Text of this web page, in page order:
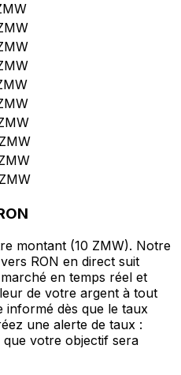
ZMW
ZMW
montant (10 ZMW). Notre
RON en direct suit
en temps réel et
de votre argent à tout
informé dès que le taux
une alerte de taux :
votre objectif sera